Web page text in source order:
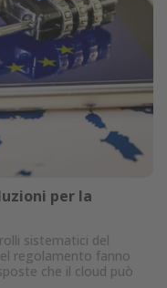
per la
sistematici del
regolamento fanno
che il cloud può